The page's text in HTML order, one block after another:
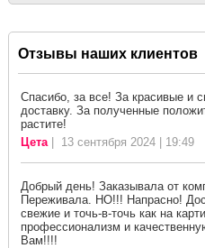
Отзывы наших клиентов
Спасибо, за все! За красивые и
доставку. За полученные
растите!
Цета| 13 сентября 2024 | 19:49
Добрый день! Заказывала от
Переживала. НО!!! Напрасно!
свежие и точь-в-точь как на
профессионализм и
Вам!!!!